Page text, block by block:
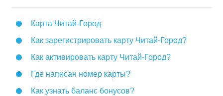
Карта Читай-Город
Как зарегистрировать карту Читай-Город?
Как активировать карту Читай-Город?
Где написан номер карты?
Как узнать баланс бонусов?